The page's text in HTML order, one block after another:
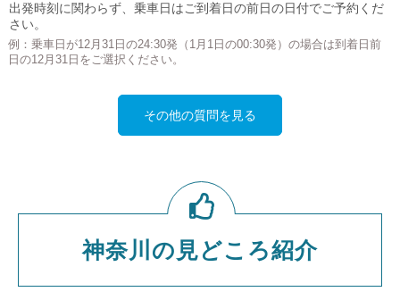
出発時刻に関わらず、乗車日はご到着日の前日の日付でご予約くだ
さい。
例：乗車日が12月31日の24:30発（1月1日の00:30発）の場合は到着日前
日の12月31日をご選択ください。
その他の質問を見る
神奈川の見どころ紹介